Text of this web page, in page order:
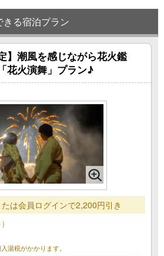
る宿泊プラン
】潮風を感じながら花火鑑
花火演舞」プラン♪
は会員ログインで2,200円引き
)
湯税がかかります。